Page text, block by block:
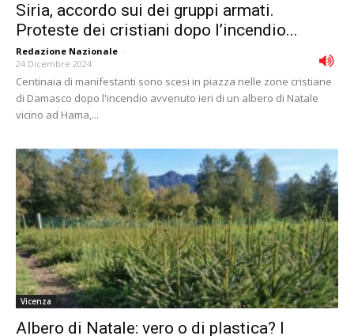
Siria, accordo sui dei gruppi armati.
Proteste dei cristiani dopo l’incendio...
Redazione Nazionale -
24 Dicembre 2024
Centinaia di manifestanti sono scesi in piazza nelle zone cristiane
di Damasco dopo l'incendio avvenuto ieri di un albero di Natale
vicino ad Hama,...
Vicenza
Albero di Natale: vero o di plastica? I